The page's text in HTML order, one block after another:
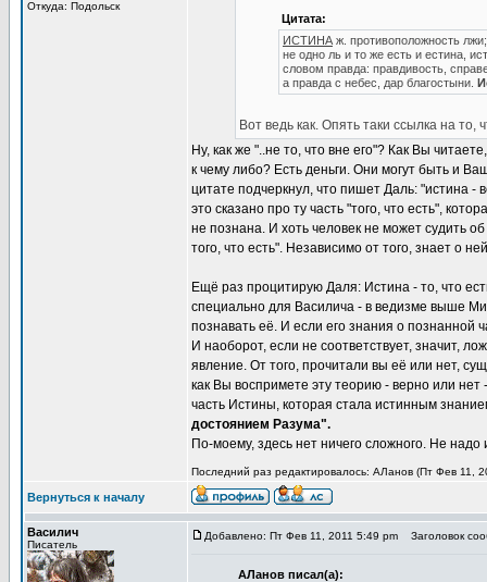
Откуда: Подольск
Цитата:
ИСТИНА ж. противоположность
не одно ль и то же есть и естина,
словом правда: правдивость,
а правда с небес, дар благостыни.
Вот ведь как. Опять таки ссылка на то,
Ну, как же "..не то, что вне его"? Как Вы
к чему либо? Есть деньги. Они могут быть и
цитате подчеркнул, что пишет Даль: "истина -
это сказано про ту часть "того, что есть",
не познана. И хоть человек не может судить
того, что есть". Независимо от того, знает о
Ещё раз процитирую Даля: Истина - то, что
специально для Василича - в ведизме выше
познавать её. И если его знания о познанной
И наоборот, если не соответствует, значит,
явление. От того, прочитали вы её или нет,
как Вы воспримете эту теорию - верно или
часть Истины, которая стала истинным
достоянием Разума".
По-моему, здесь нет ничего сложного. Не
Последний раз редактировалось: АЛанов (Пт Фев 11,
Вернуться к началу
Василич
Писатель
Добавлено: Пт Фев 11, 2011 5:49 pm Заголовок
АЛанов писал(а):